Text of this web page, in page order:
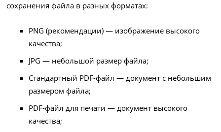
сохранения файла в разных форматах:
PNG (рекомендации) — изображение высокого
качества;
JPG — небольшой размер файла;
Стандартный PDF-файл — документ с небольшим
размером файла;
PDF-файл для печати — документ высокого
качества;